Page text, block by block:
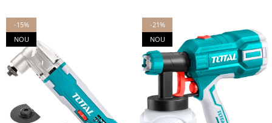
-15%
NOU
-21%
NOU